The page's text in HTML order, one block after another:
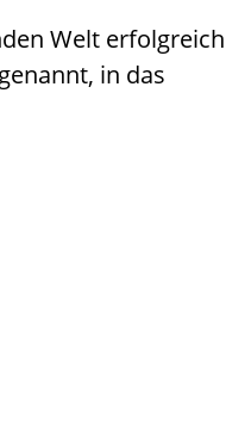
Welt
in das